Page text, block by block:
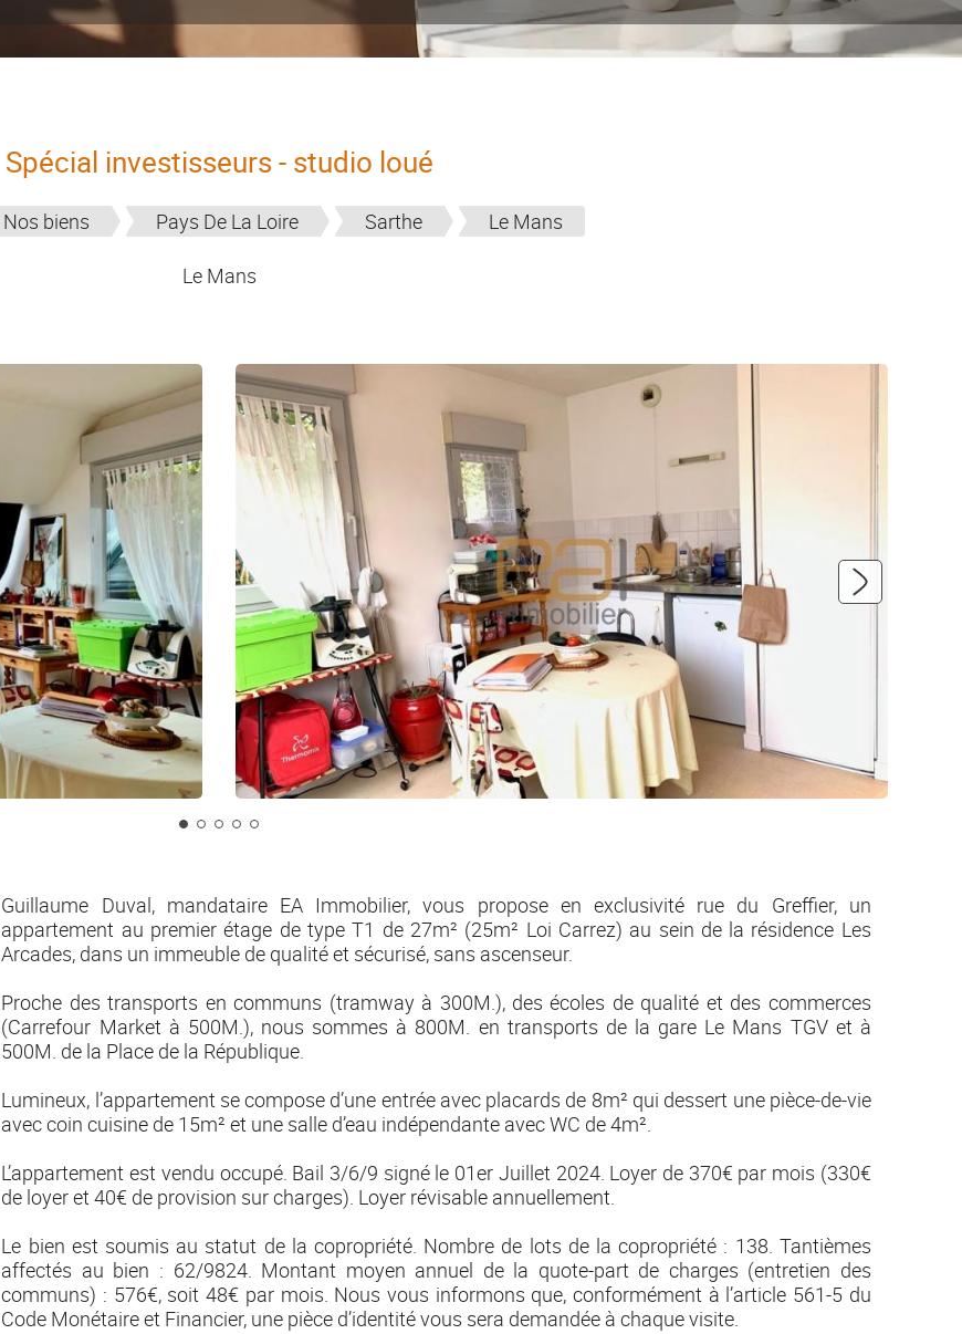
Spécial investisseurs - studio loué
Nos biens Pays De La Loire Sarthe Le Mans
Le Mans
Guillaume Duval, mandataire EA Immobilier, vous propose en exclusivité rue du Greffier, un
appartement au premier étage de type T1 de 27m² (25m² Loi Carrez) au sein de la résidence Les
Arcades, dans un immeuble de qualité et sécurisé, sans ascenseur.
Proche des transports en communs (tramway à 300M.), des écoles de qualité et des commerces
(Carrefour Market à 500M.), nous sommes à 800M. en transports de la gare Le Mans TGV et à
500M. de la Place de la République.
Lumineux, l’appartement se compose d’une entrée avec placards de 8m² qui dessert une pièce-de-vie
avec coin cuisine de 15m² et une salle d’eau indépendante avec WC de 4m².
L’appartement est vendu occupé. Bail 3/6/9 signé le 01er Juillet 2024. Loyer de 370€ par mois (330€
de loyer et 40€ de provision sur charges). Loyer révisable annuellement.
Le bien est soumis au statut de la copropriété. Nombre de lots de la copropriété : 138. Tantièmes
affectés au bien : 62/9824. Montant moyen annuel de la quote-part de charges (entretien des
communs) : 576€, soit 48€ par mois. Nous vous informons que, conformément à l’article 561-5 du
Code Monétaire et Financier, une pièce d’identité vous sera demandée à chaque visite.